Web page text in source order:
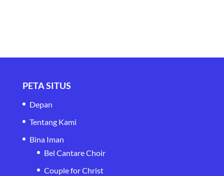
PETA SITUS
Depan
Tentang Kami
Bina Iman
Bel Cantare Choir
Couple for Christ